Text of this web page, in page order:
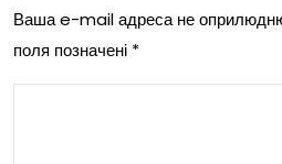
для
Ваша e-mail адреса не
поля позначені *